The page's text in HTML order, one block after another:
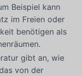
Beispiel kann
im Freien oder
benötigen als
gibt an, wie
von der